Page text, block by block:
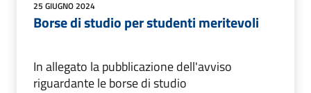
25 GIUGNO 2024
Borse di studio per studenti meritevoli
In allegato la pubblicazione dell'avviso
riguardante le borse di studio